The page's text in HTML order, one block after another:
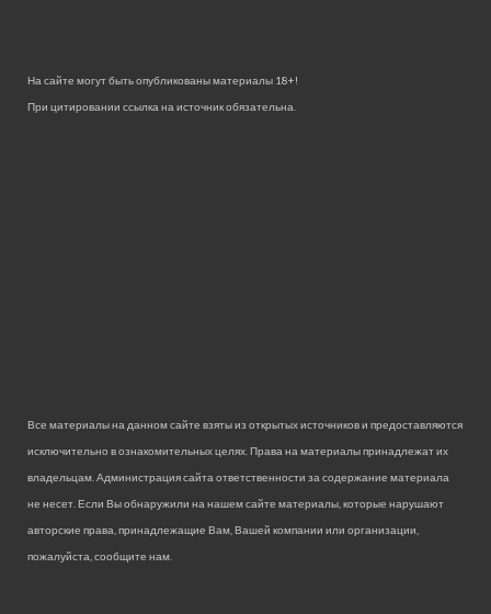
На сайте могут быть опубликованы материалы 18+!
При цитировании ссылка на источник обязательна.
Все материалы на данном сайте взяты из открытых источников и предоставляются
исключительно в ознакомительных целях. Права на материалы принадлежат их
владельцам. Администрация сайта ответственности за содержание материала
не несет. Если Вы обнаружили на нашем сайте материалы, которые нарушают
авторские права, принадлежащие Вам, Вашей компании или организации,
пожалуйста, сообщите нам.